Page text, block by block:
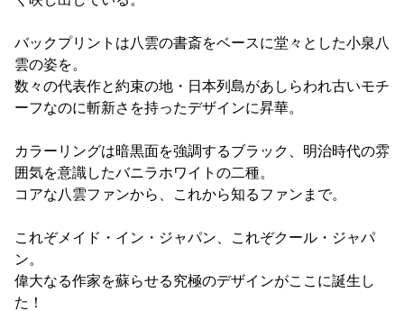
バックプリントは八雲の書斎をベースに堂々とした小泉八
雲の姿を。
数々の代表作と約束の地・日本列島があしらわれ古いモチ
ーフなのに斬新さを持ったデザインに昇華。
カラーリングは暗黒面を強調するブラック、明治時代の雰
囲気を意識したバニラホワイトの二種。
コアな八雲ファンから、これから知るファンまで。
これぞメイド・イン・ジャパン、これぞクール・ジャパ
ン。
偉大なる作家を蘇らせる究極のデザインがここに誕生し
た！